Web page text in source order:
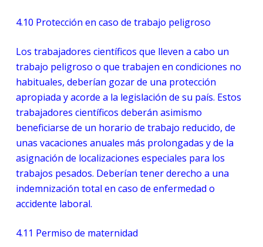
4.10 Protección en caso de trabajo peligroso
Los trabajadores científicos que lleven a cabo un
trabajo peligroso o que trabajen en condiciones no
habituales, deberían gozar de una protección
apropiada y acorde a la legislación de su país. Estos
trabajadores científicos deberán asimismo
beneficiarse de un horario de trabajo reducido, de
unas vacaciones anuales más prolongadas y de la
asignación de localizaciones especiales para los
trabajos pesados. Deberían tener derecho a una
indemnización total en caso de enfermedad o
accidente laboral.
4.11 Permiso de maternidad